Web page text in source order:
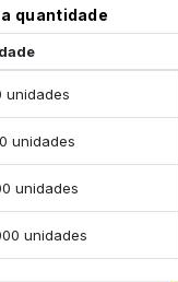
quantidade
50 unidades
unidades
100 unidades
unidades
500 unidades
unidades
1000 unidades
unidades